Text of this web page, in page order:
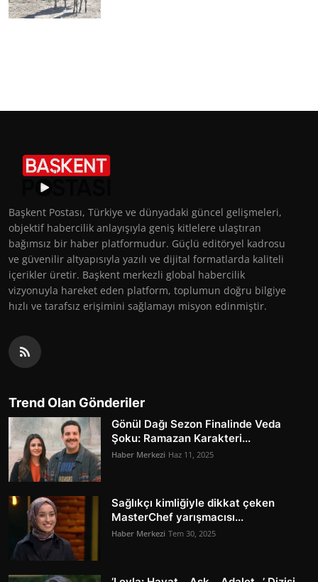
Başkent Postası, Türkiye ve dünyadaki güncel gelişmeleri,
objektif habercilik anlayışıyla geniş kitlelere ulaştıran
bağımsız bir haber platformudur. Güçlü editöryel kadrosu
ve güvenilir altyapısıyla yazılı ve dijital formatlarda kaliteli
içerikler üretir. Başkent merkezli global habercilik
vizyonuyla hareket eden platform, toplumun doğru bilgiye
hızlı ve tarafsız erişimini sağlamayı misyon edinmiştir.
Trend Olan Gönderiler
Gönül Dağı Sezon Finalinde Veda
Şoku: Ramazan Karakteri...
Haber Merkezi Haz 11, 2025
Sağlıkçı kimliğiyle dikkat çeken
MasterChef yarışmacısı...
Haber Merkezi Tem 30, 2025